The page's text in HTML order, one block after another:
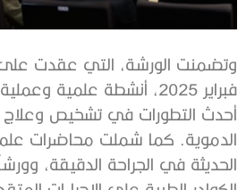
فبراير 2025، أنشطة علمية
أحدث التطورات في تشخيص وعلاج
الدموية. كما شملت محاضرات
الحديثة في الجراحة الدقيقة،